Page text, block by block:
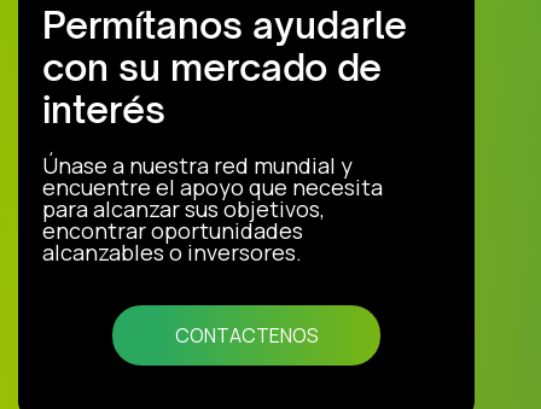
Permítanos ayudarle
con su mercado de
interés
Únase a nuestra red mundial y
encuentre el apoyo que necesita
para alcanzar sus objetivos,
encontrar oportunidades
alcanzables o inversores.
CONTACTENOS